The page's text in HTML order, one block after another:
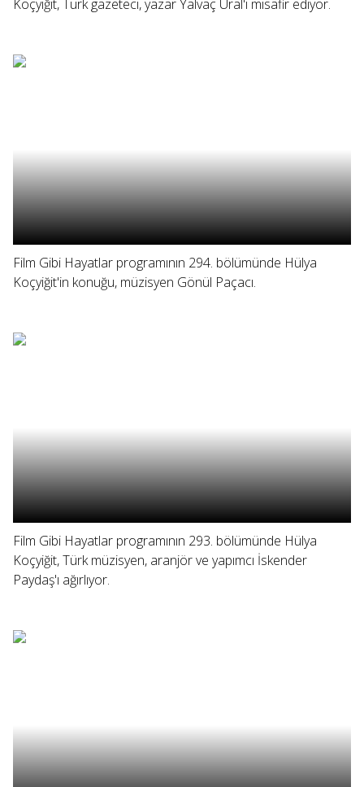
Koçyiğit, Türk gazeteci, yazar Yalvaç Ural'ı misafir ediyor.
Film Gibi Hayatlar programının 294. bölümünde Hülya
Koçyiğit'in konuğu, müzisyen Gönül Paçacı.
Film Gibi Hayatlar programının 293. bölümünde Hülya
Koçyiğit, Türk müzisyen, aranjör ve yapımcı İskender
Paydaş'ı ağırlıyor.